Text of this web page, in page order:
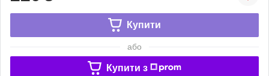
Купити
або
Купити з